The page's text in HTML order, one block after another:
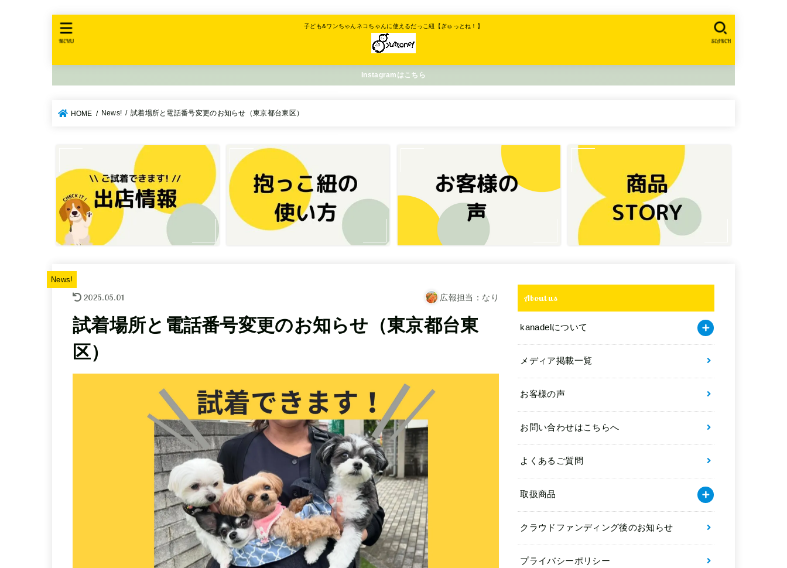
子ども&ワンちゃんネコちゃんに使えるだっこ紐【ぎゅっとね！】
SEARCH
MENU
Instagramはこちら
HOME News! 試着場所と電話番号変更のお知らせ（東京都台東区）
News!
2025.05.01 広報担当：なり
試着場所と電話番号変更のお知らせ（東京都台東
区）
About us
kanadelについて
メディア掲載一覧
お客様の声
お問い合わせはこちらへ
よくあるご質問
取扱商品
クラウドファンディング後のお知らせ
プライバシーポリシー